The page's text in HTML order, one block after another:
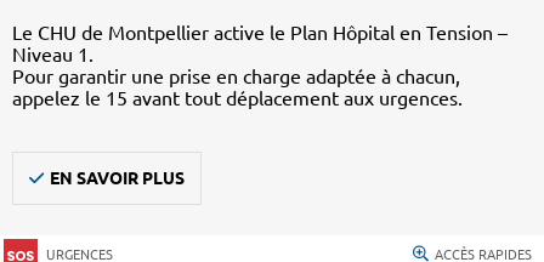
Le CHU de Montpellier active le Plan Hôpital en Tension –
Niveau 1.
Pour garantir une prise en charge adaptée à chacun,
appelez le 15 avant tout déplacement aux urgences.
EN SAVOIR PLUS
URGENCES ACCÈS RAPIDES